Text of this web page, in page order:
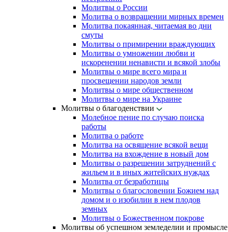
Молитвы о России
Молитва о возвращении мирных времен
Молитва покаянная, читаемая во дни
смуты
Молитвы о примирении враждующих
Молитвы о умножении любви и
искоренении ненависти и всякой злобы
Молитвы о мире всего мира и
просвещении народов земли
Молитвы о мире общественном
Молитвы о мире на Украине
Молитвы о благоденствии
Молебное пение по случаю поиска
работы
Молитва о работе
Молитва на освящение всякой вещи
Молитва на вхождение в новый дом
Молитвы о разрешении затруднений с
жильем и в иных житейских нуждах
Молитва от безработицы
Молитвы о благословении Божием над
домом и о изобилии в нем плодов
земных
Молитвы о Божественном покрове
Молитвы об успешном земледелии и промысле